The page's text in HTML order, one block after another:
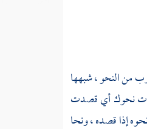
من النحو ، شبهها
نحوك أي قصدت
إذا قصده ، ونحا